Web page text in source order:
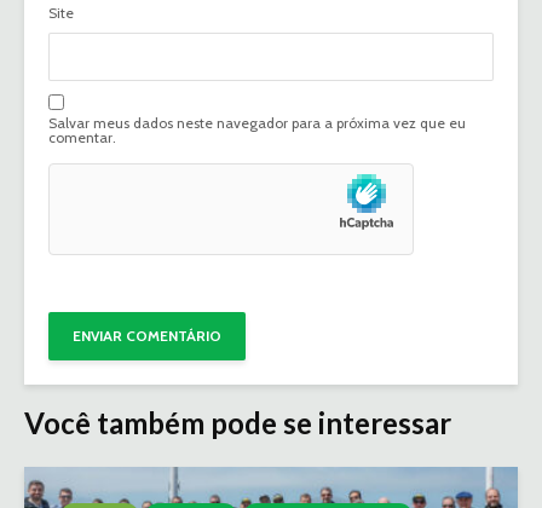
Site
Salvar meus dados neste navegador para a próxima vez que eu
comentar.
Você também pode se interessar